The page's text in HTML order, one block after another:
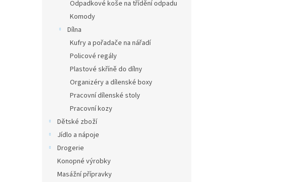
Odpadkové koše na třídění odpadu
Komody
Dílna
Kufry a pořadače na nářadí
Policové regály
Plastové skříně do dílny
Organizéry a dílenské boxy
Pracovní dílenské stoly
Pracovní kozy
Dětské zboží
Jídlo a nápoje
Drogerie
Konopné výrobky
Masážní přípravky